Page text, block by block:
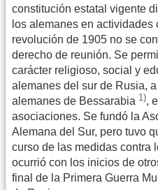
constitución estatal vigente
los alemanes en actividades
revolución de 1905 no se
derecho de reunión. Se
carácter religioso, social y
alemanes del sur de Rusia,
alemanes de Bessarabia 1),
asociaciones. Se fundó la
Alemana del Sur, pero tuvo
curso de las medidas contra
ocurrió con los inicios de
final de la Primera Guerra